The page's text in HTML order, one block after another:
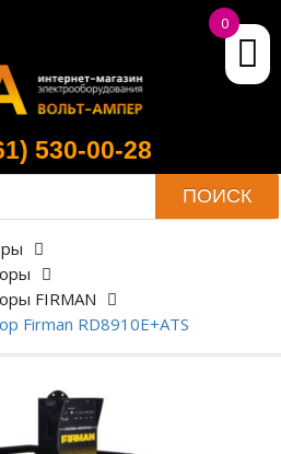
530-00-28
ПОИСК
FIRMAN
Firman RD8910E+ATS
0